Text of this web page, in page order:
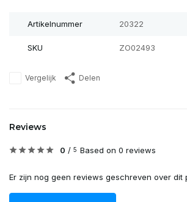
Artikelnummer 20322
SKU ZO02493
Vergelijk Delen
Reviews
0 / 5 Based on 0 reviews
Er zijn nog geen reviews geschreven over dit